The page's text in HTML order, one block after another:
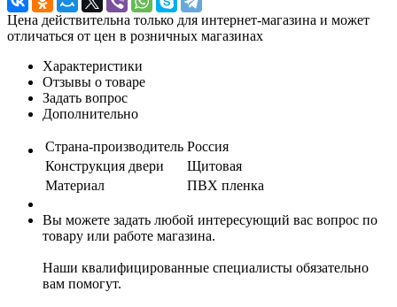
Цена действительна только для интернет-магазина и может
отличаться от цен в розничных магазинах
Характеристики
Отзывы о товаре
Задать вопрос
Дополнительно
Страна-производитель Россия
Конструкция двери
Щитовая
Материал
ПВХ пленка
Вы можете задать любой интересующий вас вопрос по
товару или работе магазина.
Наши квалифицированные специалисты обязательно
вам помогут.